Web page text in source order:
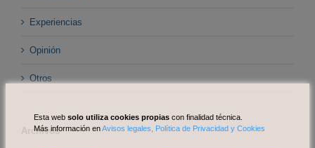
Experiencias
Opinión
Otros
Archivos
Esta web solo utiliza cookies propias con finalidad técnica.
Más información enAvisos legales, Política de Privacidad y Cookies